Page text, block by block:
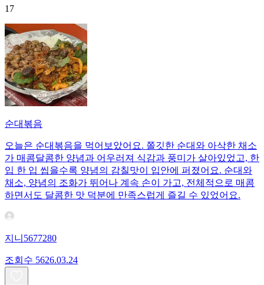
17
순대볶음
오늘은 순대볶음을 먹어보았어요. 쫄깃한 순대와 아삭한 채소
가 매콤달콤한 양념과 어우러져 식감과 풍미가 살아있었고, 한
입 한 입 씹을수록 양념의 감칠맛이 입안에 퍼졌어요. 순대와
채소, 양념의 조화가 뛰어나 계속 손이 가고, 전체적으로 매콤
하면서도 달콤한 맛 덕분에 만족스럽게 즐길 수 있었어요.
지니5677280
조회수 5626.03.24